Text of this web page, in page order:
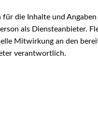
die Inhalte und Angaben
als Diensteanbieter.
Mitwirkung an den
verantwortlich.